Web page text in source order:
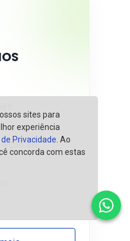
sites para
experiência
Privacidade . Ao
concorda com estas
até: